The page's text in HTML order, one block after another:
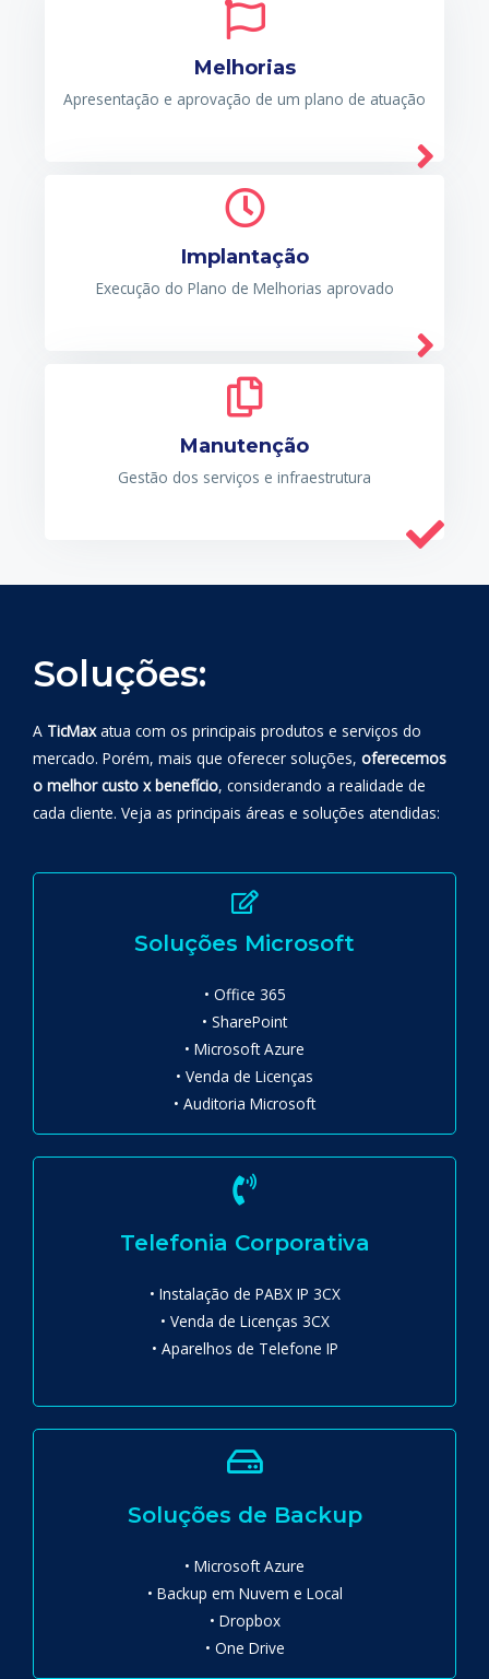
Melhorias
Apresentação e aprovação de um plano de atuação
Implantação
Execução do Plano de Melhorias aprovado
Manutenção
Gestão dos serviços e infraestrutura
Soluções:
A TicMaxatua com os principais produtos e serviços do
mercado. Porém, mais que oferecer soluções, oferecemos
o melhor custo x benefício, considerando a realidade de
cada cliente. Veja as principais áreas e soluções atendidas:
Soluções Microsoft
• Office 365
• SharePoint
• Microsoft Azure
• Venda de Licenças
• Auditoria Microsoft
Telefonia Corporativa
• Instalação de PABX IP 3CX
• Venda de Licenças 3CX
• Aparelhos de Telefone IP
Soluções de Backup
• Microsoft Azure
• Backup em Nuvem e Local
• Dropbox
• One Drive